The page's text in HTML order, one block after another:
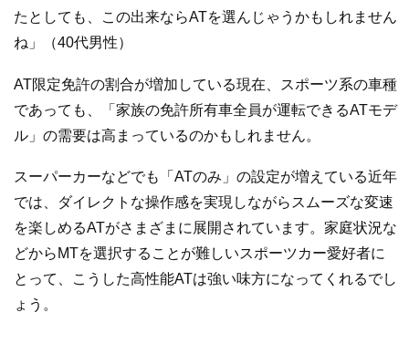
たとしても、この出来ならATを選んじゃうかもしれません
ね」（40代男性）
AT限定免許の割合が増加している現在、スポーツ系の車種
であっても、「家族の免許所有車全員が運転できるATモデ
ル」の需要は高まっているのかもしれません。
スーパーカーなどでも「ATのみ」の設定が増えている近年
では、ダイレクトな操作感を実現しながらスムーズな変速
を楽しめるATがさまざまに展開されています。家庭状況な
どからMTを選択することが難しいスポーツカー愛好者に
とって、こうした高性能ATは強い味方になってくれるでし
ょう。